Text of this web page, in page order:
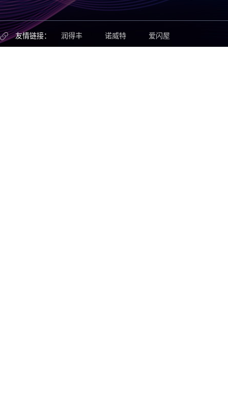
友情链接： 润得丰 诺威特 爱闪屋